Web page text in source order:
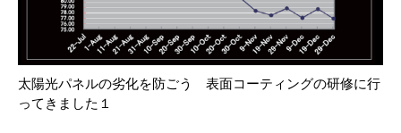
●架台
●フェンス
●メンテナンス
太陽光パネルの劣化を防ごう 表面コーティングの研修に行
ってきました１